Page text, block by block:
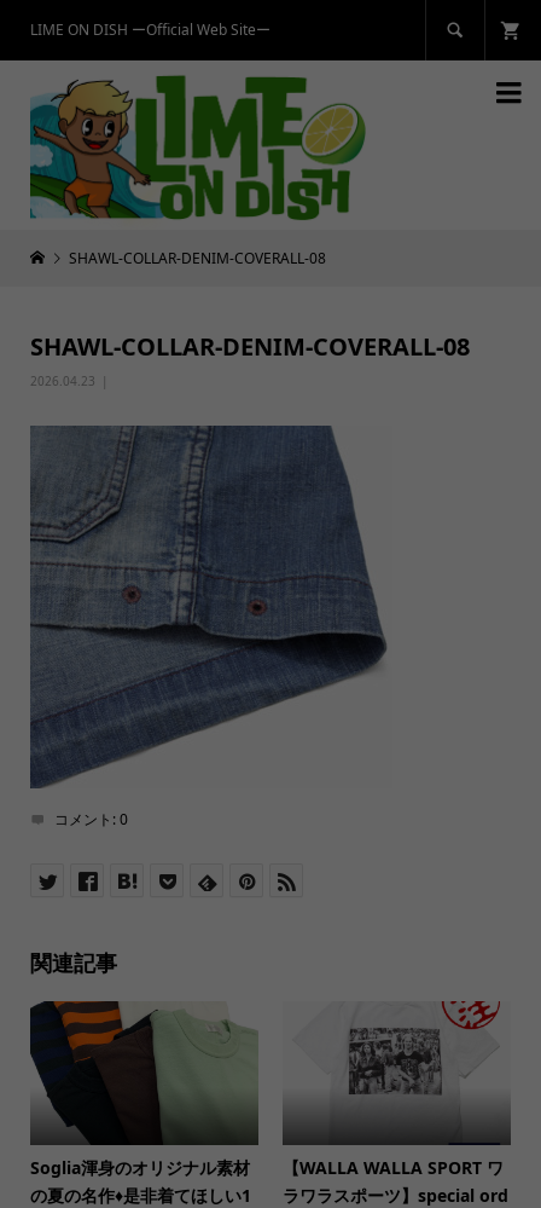
LIME ON DISH ーOfficial Web Siteー 

SHAWL-COLLAR-DENIM-COVERALL-08
SHAWL-COLLAR-DENIM-COVERALL-08
2026.04.23
コメント:0
関連記事
Soglia渾身のオリジナル素材
の夏の名作♦是非着てほしい1
【WALLA WALLA SPORT ワ
ラワラスポーツ】special ord